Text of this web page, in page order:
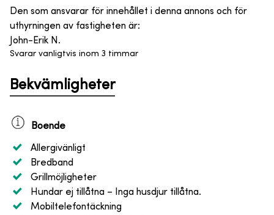
Den som ansvarar för innehållet i denna annons och för
uthyrningen av fastigheten är:
John-Erik N.
Svarar vanligtvis inom 3 timmar
Bekvämligheter
Boende
Allergivänligt
Bredband
Grillmöjligheter
Hundar ej tillåtna – Inga husdjur tillåtna.
Mobiltelefontäckning